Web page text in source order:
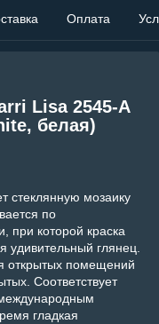
Оплата
Lisa 2545-А
белая)
мозаику
по
при которой краска
удивительный глянец.
открытых помещений
Соответствует
гладкая